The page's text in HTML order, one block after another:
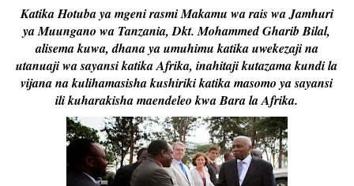
Katika Hotuba ya mgeni rasmi Makamu wa rais wa Jamhuri
ya Muungano wa Tanzania, Dkt. Mohammed Gharib Bilal,
alisema kuwa, dhana ya umuhimu katika uwekezaji na
utanuaji wa sayansi katika Afrika, inahitaji kutazama kundi la
vijana na kulihamasisha kushiriki katika masomo ya sayansi
ili kuharakisha maendeleo kwa Bara la Afrika.